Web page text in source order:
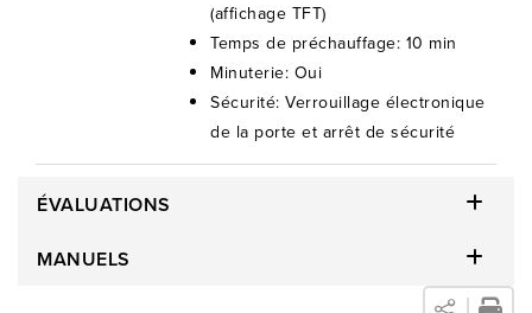
(affichage TFT)
Temps de préchauffage: 10 min
Minuterie: Oui
Sécurité: Verrouillage électronique
de la porte et arrêt de sécurité
ÉVALUATIONS
MANUELS